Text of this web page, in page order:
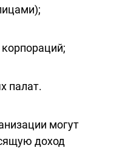
палат.
могут
доход